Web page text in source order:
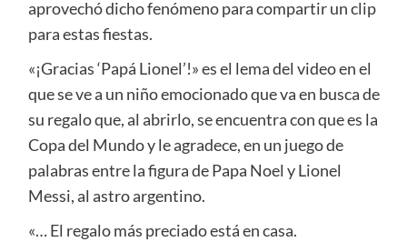
aprovechó dicho fenómeno para compartir un clip
para estas fiestas.
«¡Gracias ‘Papá Lionel’!» es el lema del video en el
que se ve a un niño emocionado que va en busca de
su regalo que, al abrirlo, se encuentra con que es la
Copa del Mundo y le agradece, en un juego de
palabras entre la figura de Papa Noel y Lionel
Messi, al astro argentino.
«… El regalo más preciado está en casa.